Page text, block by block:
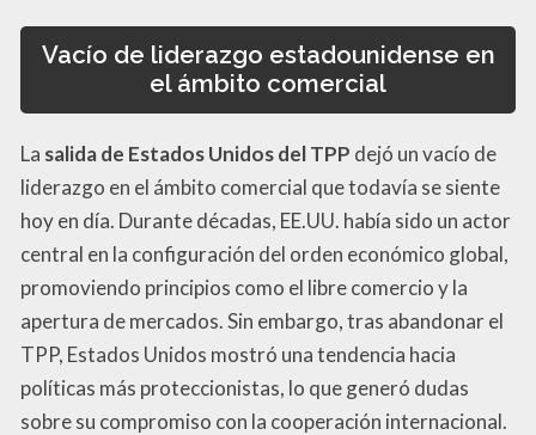
Vacío de liderazgo estadounidense en
el ámbito comercial
La salida de Estados Unidos del TPP dejó un vacío de
liderazgo en el ámbito comercial que todavía se siente
hoy en día. Durante décadas, EE.UU. había sido un actor
central en la configuración del orden económico global,
promoviendo principios como el libre comercio y la
apertura de mercados. Sin embargo, tras abandonar el
TPP, Estados Unidos mostró una tendencia hacia
políticas más proteccionistas, lo que generó dudas
sobre su compromiso con la cooperación internacional.